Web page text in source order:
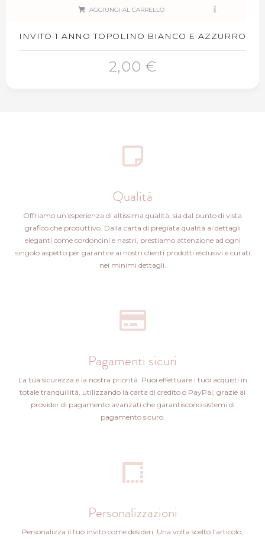
AGGIUNGI AL CARRELLO
INVITO 1 ANNO TOPOLINO BIANCO E AZZURRO
2,00 €
Qualità
Offriamo un'esperienza di altissima qualità, sia dal punto di vista
grafico che produttivo. Dalla carta di pregiata qualità ai dettagli
eleganti come cordoncini e nastri, prestiamo attenzione ad ogni
singolo aspetto per garantire ai nostri clienti prodotti esclusivi e curati
nei minimi dettagli.
Pagamenti sicuri
La tua sicurezza è la nostra priorità. Puoi effettuare i tuoi acquisti in
totale tranquillità, utilizzando la carta di credito o PayPal, grazie ai
provider di pagamento avanzati che garantiscono sistemi di
pagamento sicuro.
Personalizzazioni
Personalizza il tuo invito come desideri. Una volta scelto l'articolo,